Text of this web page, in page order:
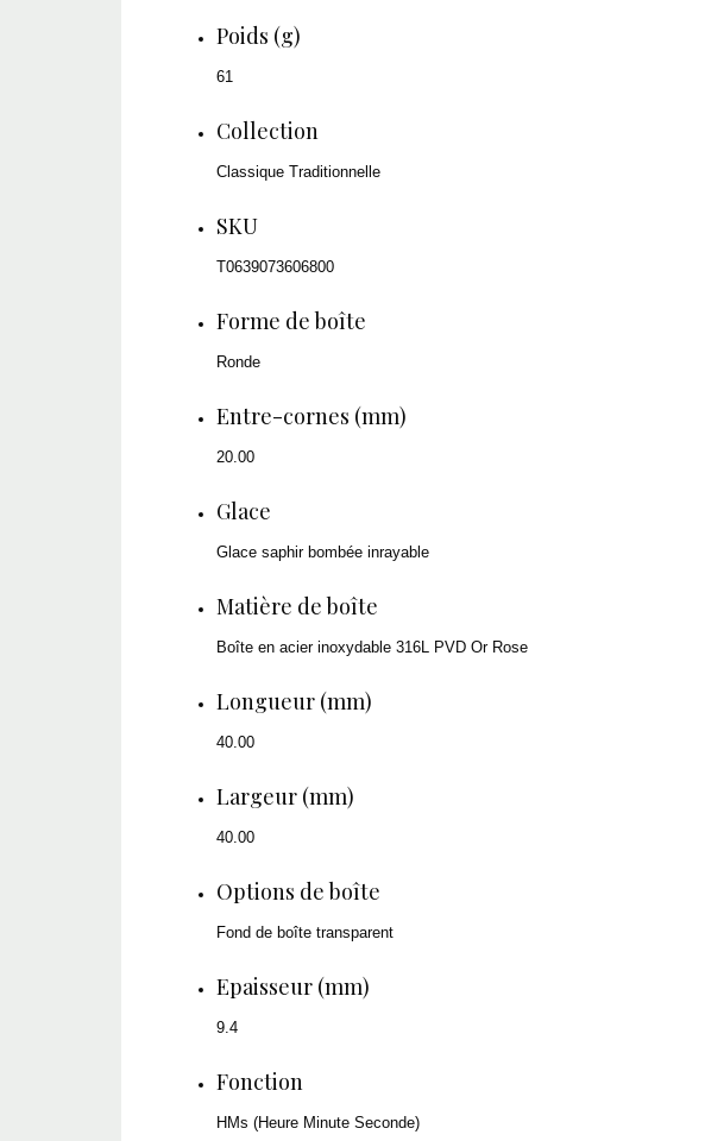
Poids (g)
61
Collection
Classique Traditionnelle
SKU
T0639073606800
Forme de boîte
Ronde
Entre-cornes (mm)
20.00
Glace
Glace saphir bombée inrayable
Matière de boîte
Boîte en acier inoxydable 316L PVD Or Rose
Longueur (mm)
40.00
Largeur (mm)
40.00
Options de boîte
Fond de boîte transparent
Epaisseur (mm)
9.4
Fonction
HMs (Heure Minute Seconde)